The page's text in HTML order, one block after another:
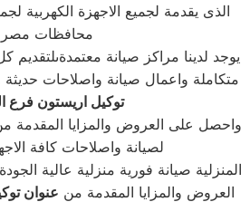
الذى يقدمة لجميع الاجهزة الكهربية
محافظات مصر
يوجد لدينا مراكز صيانة
متكاملة واعمال صيانة واصلاحات
توكيل اريستون فرع
واحصل على العروض والمزايا المقدمة
لصيانة واصلاحات كافة
المنزلية صيانة فورية منزلية عالية
العروض والمزايا المقدمة من عنوان